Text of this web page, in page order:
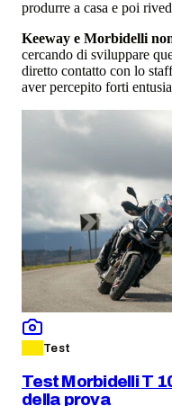
produrre a casa e poi
Keeway e Morbidelli
cercando di sviluppare
diretto contatto con lo
aver percepito forti
Test
Test Morbidelli T
della prova